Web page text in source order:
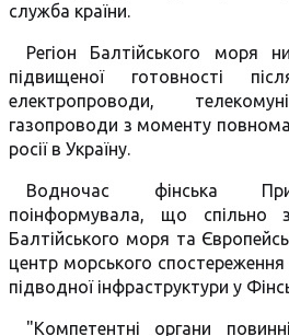
служба країни.
Регіон Балтійського моря
підвищеної готовності
електропроводи,
газопроводи з моменту
росії в Україну.
Водночас фінська
поінформувала, що спільно
Балтійського моря та
центр морського
підводної інфраструктури у
"Компетентні органи